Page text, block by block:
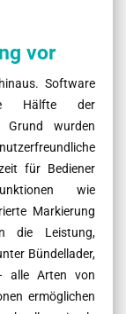
vor
Software
Hälfte der
Grund wurden
für Bediener
wie
Markierung
die Leistung,
Bündellader,
alle Arten von
ermöglichen